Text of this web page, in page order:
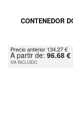
CONTENEDOR
Precio anterior 134.27 €
A partir de: 96.68 €
IVA INCLUIDO